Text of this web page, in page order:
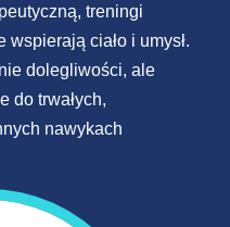
treningi
ciało i umysł.
dolegliwości, ale
do trwałych,
nawykach